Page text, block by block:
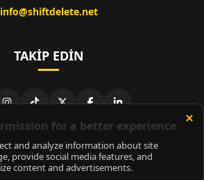
info@shiftdelete.net
TAKIP EDIN